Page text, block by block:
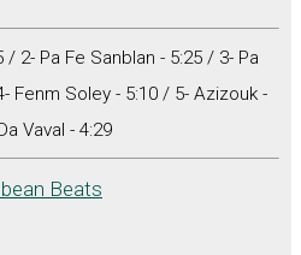
/ 2- Pa Fe Sanblan - 5:25 / 3- Pa
Fenm Soley - 5:10 / 5- Azizouk -
Vaval - 4:29
Beats